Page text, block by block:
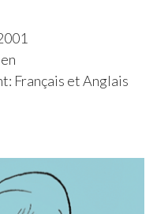
Français et Anglais